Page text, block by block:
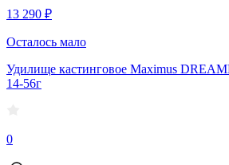
13 290 ₽
Осталось мало
Удилище кастинговое Maximus
14-56г
0